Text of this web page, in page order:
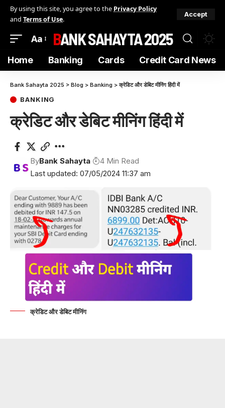
By using this site, you agree to the Privacy Policy
and Terms of Use.
Accept
Aa BANK SAHAYTA 2025
Home Banking Cards Credit Card News
Bank Sahayta 2025 > Blog > Banking >क्रेडिट और डेबिट मीनिंग हिंदी में
BANKING
क्रेडिट और डेबिट मीनिंग हिंदी में
Last updated: 07/05/2024 11:37 am
ByBank Sahayta 4 Min Read
क्रेडिट और डेबिट मीनिंग